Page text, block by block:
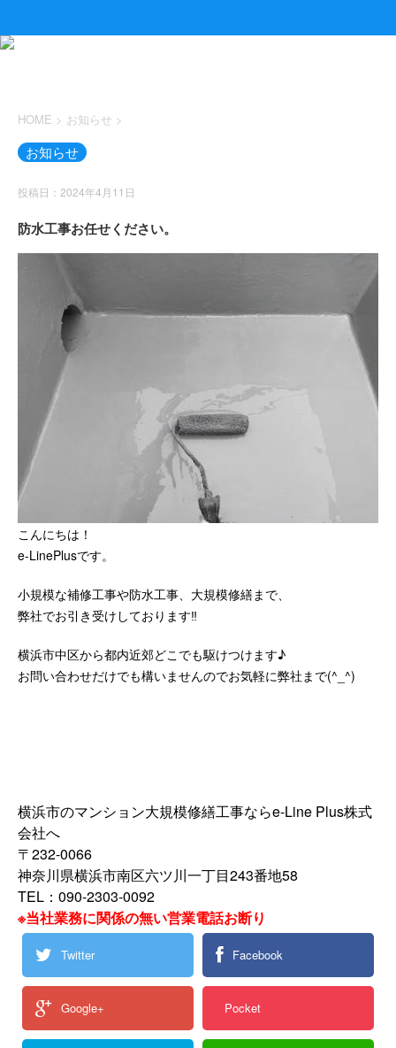
HOME > お知らせ >
お知らせ
投稿日：2024年4月11日
防水工事お任せください。
こんにちは！
e-LinePlusです。
小規模な補修工事や防水工事、大規模修繕まで、
弊社でお引き受けしております‼️
横浜市中区から都内近郊どこでも駆けつけます♪
お問い合わせだけでも構いませんのでお気軽に弊社まで(^_^)
横浜市のマンション大規模修繕工事ならe-Line Plus株式
会社へ
〒232-0066
神奈川県横浜市南区六ツ川一丁目243番地58
TEL：090-2303-0092
※当社業務に関係の無い営業電話お断り
Twitter Facebook
Google+ Pocket